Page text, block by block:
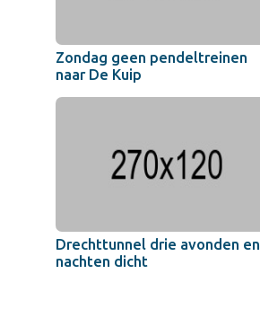
Zondag geen pendeltreinen
naar De Kuip
Drechttunnel drie avonden en
nachten dicht